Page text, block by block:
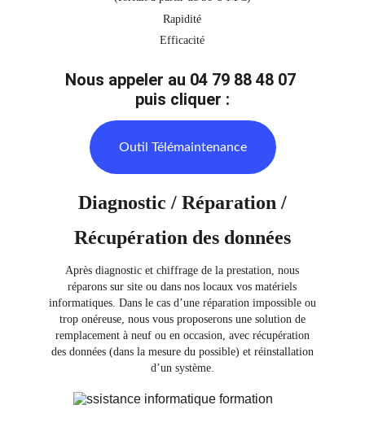
Nous appeler au 04 79 88 48 07
puis cliquer :
Outil Télémaintenance
Rapidité
Efficacité
Diagnostic / Réparation /
Récupération des données
Après diagnostic et chiffrage de la prestation, nous
réparons sur site ou dans nos locaux vos matériels
informatiques. Dans le cas d’une réparation impossible ou
trop onéreuse, nous vous proposerons une solution de
remplacement à neuf ou en occasion, avec récupération
des données (dans la mesure du possible) et réinstallation
d’un système.